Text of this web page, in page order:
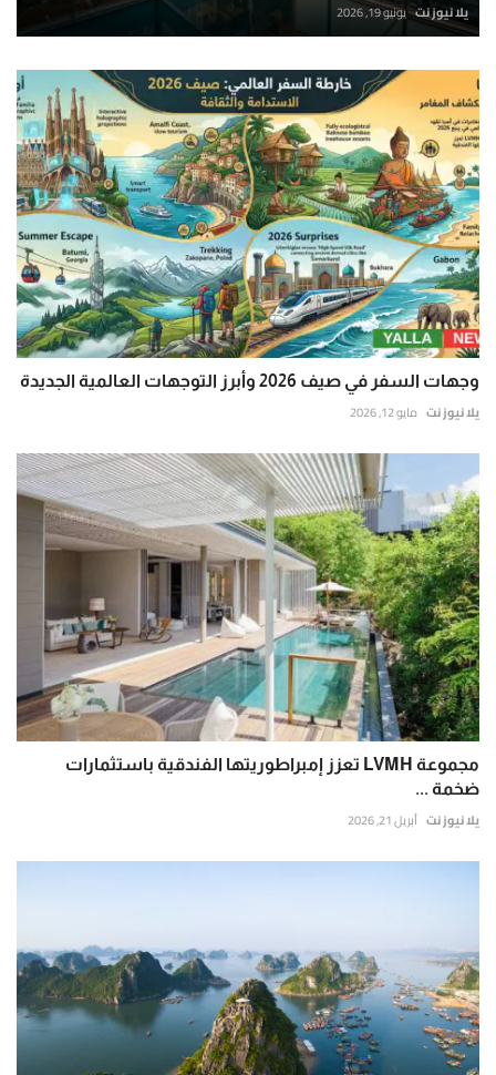
يلا نيوز نت يونيو 19, 2026
وجهات السفر في صيف 2026 وأبرز التوجهات العالمية الجديدة
يلا نيوز نت مايو 12, 2026
مجموعة LVMH تعزز إمبراطوريتها الفندقية باستثمارات
ضخمة ...
يلا نيوز نت أبريل 21, 2026